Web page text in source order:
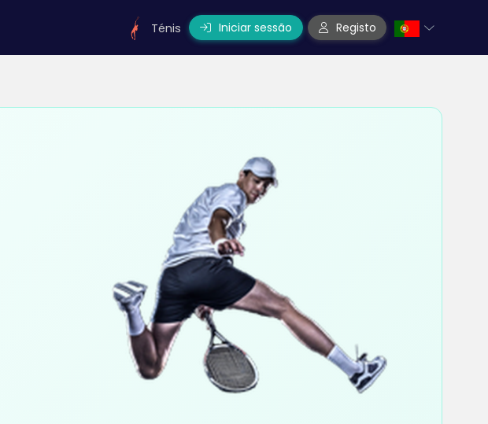
Ténis Iniciar sessão Registo